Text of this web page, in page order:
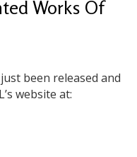
Works Of
been released and
website at: